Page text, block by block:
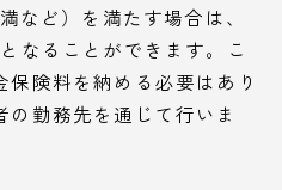
など）を満たす場合は、
なることができます。こ
険料を納める必要はあり
勤務先を通じて行いま